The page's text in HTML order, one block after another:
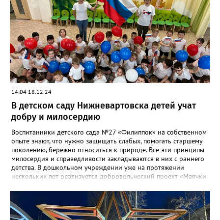
Нижневартовской городской поликлиники.
Онконастороженность медицинского персонала,
онкоскрининги позволяют оперативно выявлять
подозрительные случаи и направлять пациентов на
дополнительное обследование. Регулярное прохождение
диспансеризации необходимо вне зависимости от
самочувствия. Благодаря нацпроекту «Здравоохранение»
сделать это можно в любой удобной для вас поликлинике.
14:04 18.12.24
В детском саду Нижневартовска детей учат
добру и милосердию
Воспитанники детского сада №27 «Филиппок» на собственном
опыте знают, что нужно защищать слабых, помогать старшему
поколению, бережно относиться к природе. Все эти принципы
милосердия и справедливости закладываются в них с раннего
детства. В дошкольном учреждении уже на протяжении
нескольких лет реализуется добровольческий проект «Маячки
проекта «Социальная активность». Еще совсем маленьких
ребят принимают в ряды добровольцев, чтобы вместе с
родителями и педагогами дети делали добрые дела. «Каждому